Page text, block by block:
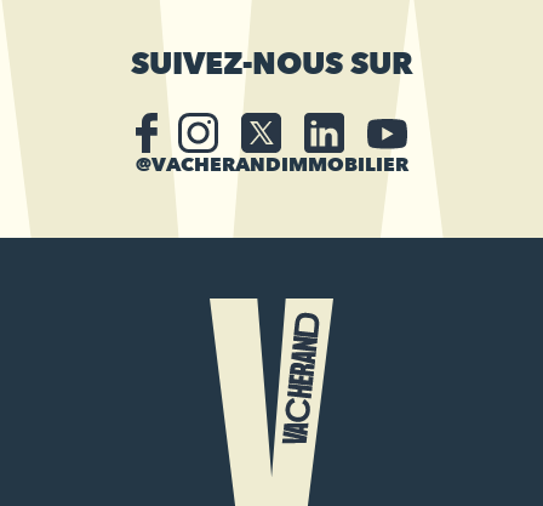
SUIVEZ-NOUS SUR
@VACHERANDIMMOBILIER